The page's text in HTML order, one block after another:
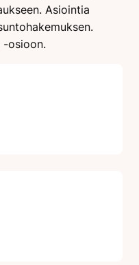
Asiointia
-osioon.